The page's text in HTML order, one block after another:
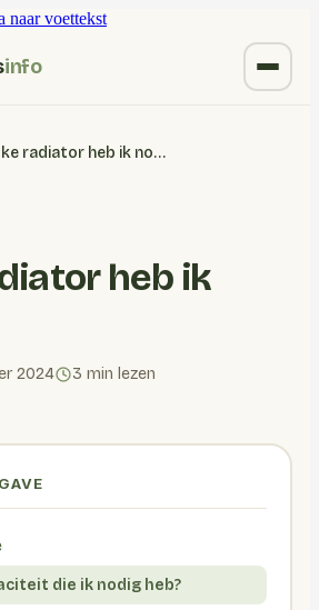
naar voettekst
info
Welke radiator heb ik nodig?
heb ik
2024 3 min lezen
die ik nodig heb?